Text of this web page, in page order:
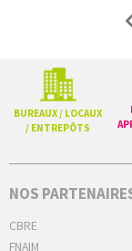
BUREAUX / LOCAUX
/ ENTREPÔTS
NOS
CBRE
FNAIM